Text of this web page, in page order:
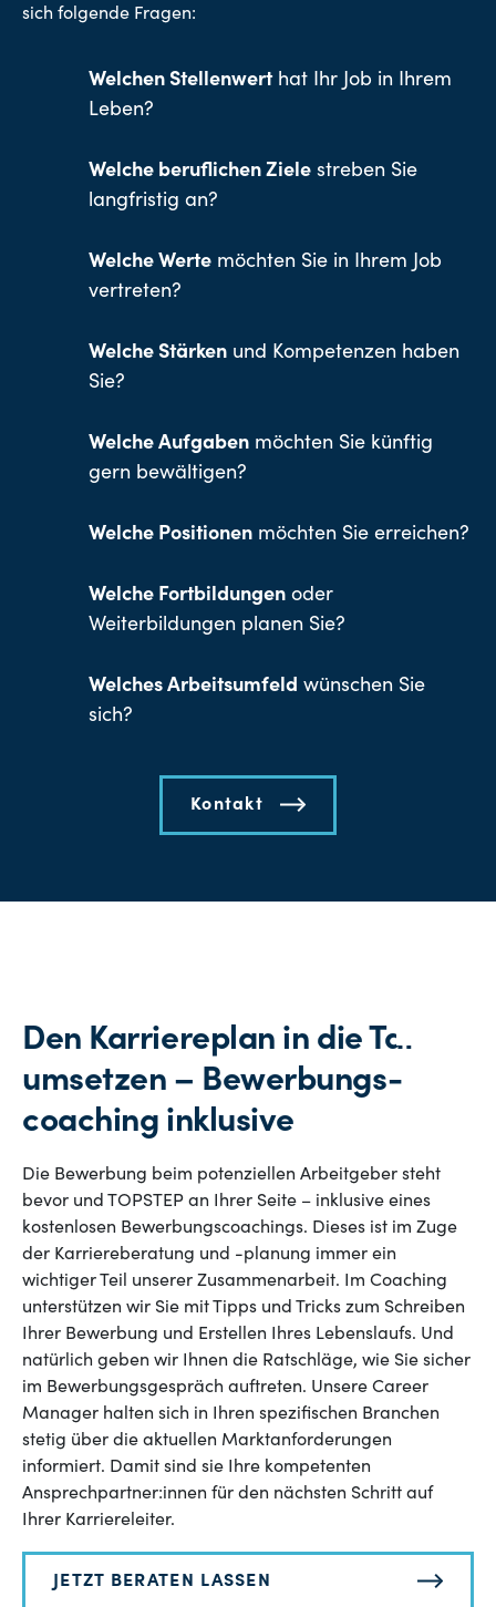
sich folgende Fragen:
Welchen Stellenwerthat Ihr Job in Ihrem
Leben?
Welche beruflichen Ziele streben Sie
langfristig an?
Welche Werte möchten Sie in Ihrem Job
vertreten?
Welche Stärken und Kompetenzen haben
Sie?
Welche Aufgaben möchten Sie künftig
gern bewältigen?
Welche Positionen möchten Sie erreichen?
Welche Fortbildungen oder
Weiterbildungen planen Sie?
Welches Arbeitsumfeld wünschen Sie
sich?
Kontakt
Den Karriereplan in die Tat
umsetzen – Bewerbungs-
coaching inklusive
Die Bewerbung beim potenziellen Arbeitgeber steht
bevor und TOPSTEP an Ihrer Seite – inklusive eines
kostenlosen Bewerbungscoachings. Dieses ist im Zuge
der Karriereberatung und -planung immer ein
wichtiger Teil unserer Zusammenarbeit. Im Coaching
unterstützen wir Sie mit Tipps und Tricks zum Schreiben
Ihrer Bewerbung und Erstellen Ihres Lebenslaufs. Und
natürlich geben wir Ihnen die Ratschläge, wie Sie sicher
im Bewerbungsgespräch auftreten. Unsere Career
Manager halten sich in Ihren spezifischen Branchen
stetig über die aktuellen Marktanforderungen
informiert. Damit sind sie Ihre kompetenten
Ansprechpartner:innen für den nächsten Schritt auf
Ihrer Karriereleiter.
JETZT BERATEN LASSEN